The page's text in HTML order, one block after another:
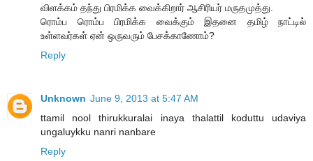
விளக்கம் தந்து பிரமிக்க வைக்கிறார் ஆசிரியர் மருதமுத்து.
ரொம்ப ரொம்ப பிரமிக்க வைக்கும் இதனை தமிழ் நாட்டில்
உள்ளவர்கள் ஏன் ஒருவரும் பேசக்காணோம்?
Reply
Unknown June 9, 2013 at 5:47 AM
ttamil nool thirukkuralai inaya thalattil koduttu udaviya
ungaluykku nanri nanbare
Reply